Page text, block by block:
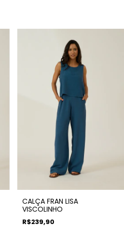
CALÇA FRAN LISA
VISCOLINHO
R$239,90